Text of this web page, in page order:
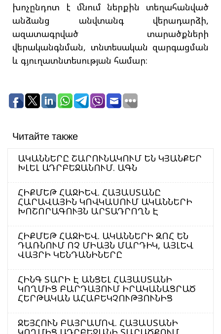
խոչընդոտ է մնում ներքին տեղահանված
անձանց անվտանգ վերադարձի,
ազատագրված տարածքների
վերականգնման, տնտեսական զարգացման
և գյուղատնտեսության համար։
Читайте также
ԱԿԱՆՆԵՐԸ ՇԱՐՈՒՆԱԿՈՒՄ ԵՆ ԿՅԱՆՔԵՐ
ԽԼԵԼ ԱԴՐԲԵՋԱՆՈՒՄ. ԱԳՆ
ՀԻՔՄԵԹ ՀԱՋԻԵՎ. ՀԱՅԱՍՏԱՆԸ
ՀԱՐԱՎԱՅԻՆ ԿՈՎԿԱՍՈՒՄ ԱԿԱՆՆԵՐԻ
ԽՈՇՈՐԱԳՈՒՅՆ ԱՐՏԱԴՐՈՂՆ Է
ՀԻՔՄԵԹ ՀԱՋԻԵՎ. ԱԿԱՆՆԵՐԻ ԶՈՀ ԵՆ
ԴԱՌՆՈՒՄ ՈՉ ՄԻԱՅՆ ՄԱՐԴԻԿ, ԱՅԼԵՎ
ՎԱՅՐԻ ԿԵՆԴԱՆԻՆԵՐԸ
ՀԻՆԳ ՏԱՐԻ Է ԱՆՑԵԼ ՀԱՅԱՍՏԱՆԻ
ԿՈՂՄԻՑ ԲԱՐԴԱՅՈՒՄ ԻՐԱԿԱՆԱՑՐԱԾ
ՀԵՐԹԱԿԱՆ ԱՀԱԲԵԿՉՈՒԹՅՈՒՆԻՑ
ՋԵՅՀՈՒՆ ԲԱՅՐԱՄՈՎ. ՀԱՅԱՍՏԱՆԻ